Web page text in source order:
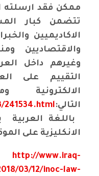
ممكن فقد ارسلته
تتضمن كبار
الاكاديميين
والاقتصاديين
وغيرهم داخل
التقييم على
التالي:241534.html
الانكليزية على الموقع
http://www.iraq-
03/12/inoc-law-